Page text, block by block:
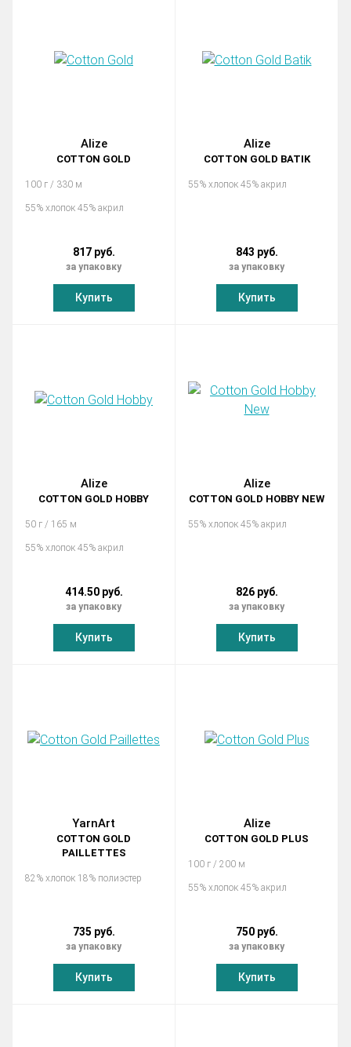
Alize
COTTON GOLD
100 г / 330 м
55% хлопок 45% акрил
817 руб.
за упаковку
Купить
Alize
COTTON GOLD BATIK
55% хлопок 45% акрил
843 руб.
за упаковку
Купить
Alize
COTTON GOLD HOBBY
50 г / 165 м
55% хлопок 45% акрил
414.50 руб.
за упаковку
Купить
Alize
COTTON GOLD HOBBY NEW
55% хлопок 45% акрил
826 руб.
за упаковку
Купить
YarnArt
COTTON GOLD
PAILLETTES
82% хлопок 18% полиэстер
735 руб.
за упаковку
Купить
Alize
COTTON GOLD PLUS
100 г / 200 м
55% хлопок 45% акрил
750 руб.
за упаковку
Купить